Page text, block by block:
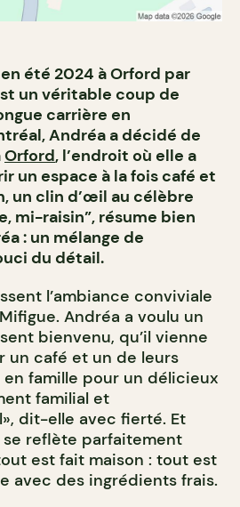
été 2024 à Orford par
un véritable coup de
carrière en
Andréa a décidé de
Orford, l’endroit où elle a
un espace à la fois café et
un clin d’œil au célèbre
mi-raisin”, résume bien
: un mélange de
du détail.
l’ambiance conviviale
Andréa a voulu un
bienvenu, qu’il vienne
un café et un de leurs
famille pour un délicieux
familial et
dit-elle avec fierté. Et
reflète parfaitement
est fait maison : tout est
avec des ingrédients frais.